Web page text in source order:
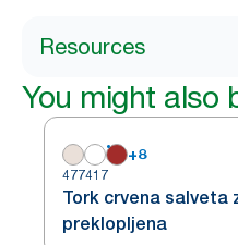
Resources
You might also
+8
477417
Tork crvena salveta
preklopljena